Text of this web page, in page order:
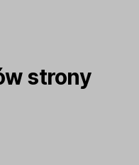
strony